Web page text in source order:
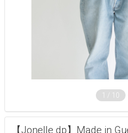
1 / 10
【Jonelle dp】Made in